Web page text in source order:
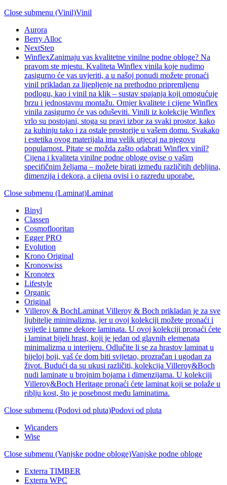
Close submenu (Vinil)Vinil
Aurora
Berry Alloc
NextStep
WinflexZanimaju vas kvalitetne vinilne podne obloge? Na
pravom ste mjestu. Kvaliteta Winflex vinila koje nudimo
zasigurno će vas uvjeriti, a u našoj ponudi možete pronaći
vinil prikladan za lijepljenje na prethodno pripremljenu
podlogu, kao i vinil na klik – sustav spajanja koji omogućuje
brzu i jednostavnu montažu. Omjer kvalitete i cijene Winflex
vinila zasigurno će vas oduševiti. Vinili iz kolekcije Winflex
vrlo su postojani, stoga su pravi izbor za svaki prostor, kako
za kuhinju tako i za ostale prostorije u vašem domu. Svakako
i estetika ovog materijala ima velik utjecaj na njegovu
popularnost. Pitate se možda zašto odabrati Winflex vinil?
Cijena i kvaliteta vinilne podne obloge ovise o vašim
specifičnim željama – možete birati između različitih debljina,
dimenzija i dekora, a cijena ovisi i o razredu uporabe.
Close submenu (Laminat)Laminat
Binyl
Classen
Cosmoflooritan
Egger PRO
Evolution
Krono Original
Kronoswiss
Kronotex
Lifestyle
Organic
Original
Villeroy & BochLaminat Villeroy & Boch prikladan je za sve
ljubitelje minimalizma, jer u ovoj kolekciji možete pronaći i
svijetle i tamne dekore laminata. U ovoj kolekciji pronaći ćete
i laminat bijeli hrast, koji je jedan od glavnih elemenata
minimalizma u interijeru. Odlučite li se za hrastov laminat u
bijeloj boji, vaš će dom biti svijetao, prozračan i ugodan za
život. Budući da su ukusi različiti, kolekcija Villeroy&Boch
nudi laminate u brojnim bojama i dimenzijama. U kolekciji
Villeroy&Boch Heritage pronaći ćete laminat koji se polaže u
riblju kost, što je posebnost među laminatima.
Close submenu (Podovi od pluta)Podovi od pluta
Wicanders
Wise
Close submenu (Vanjske podne obloge)Vanjske podne obloge
Exterra TIMBER
Exterra WPC